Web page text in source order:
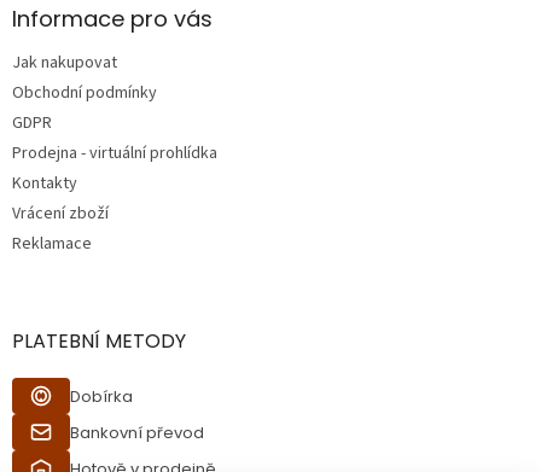
aInformace pro vás
Jak nakupovat
Obchodní podmínky
GDPR
Prodejna - virtuální prohlídka
Kontakty
Vrácení zboží
Reklamace
PLATEBNÍ METODY
Dobírka
Bankovní převod